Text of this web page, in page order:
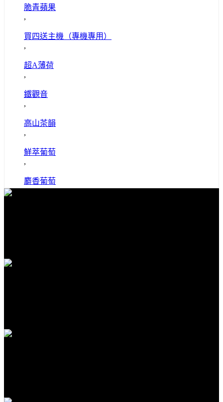
脆青蘋果
,
買四送主機（專機專用）
,
超A薄荷
,
鐵觀音
,
高山茶韻
,
鮮萃葡萄
,
麝香葡萄